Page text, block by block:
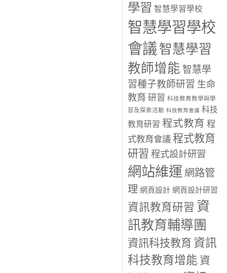
學習 智慧學習學校
智慧學習學校
會議 智慧學習
教師增能 智慧學
習種子教師研習 生命
教育 研習 科技教育教學與學
習及探索活動 科技教育會議 科技
教育研習 程式教育 程
式教育會議 程式教育
研習 程式設計研習
網站維運 網路管
理 網頁設計 網頁設計研習
資訊教育研習 資
訊教育輔導團
資訊科技教育 資訊
科技教育增能 資